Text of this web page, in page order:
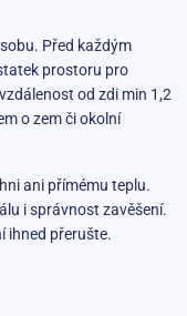
Před každým
prostoru pro
od zdi min 1,2
o zem či okolní
ani přímému teplu.
i správnost zavěšení.
ihned přerušte.